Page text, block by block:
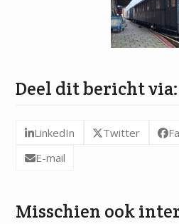
Deel dit bericht via:
LinkedIn Twitter
E-mail
Misschien ook